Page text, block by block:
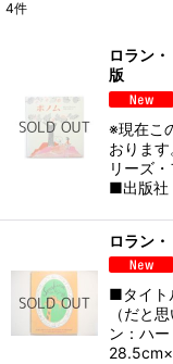
4件
ロラン
版
※現在こ
おりま
リーズ
■出版社
ロラン
■タイト
（だと
ン：ハ